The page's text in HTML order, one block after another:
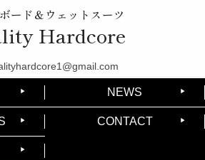
ード＆ウェットスーツ
Hardcore
NEWS
CONTACT